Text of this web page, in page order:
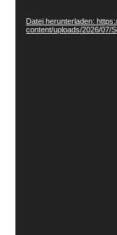
Datei herunterladen:
content/uploads/2026/07/